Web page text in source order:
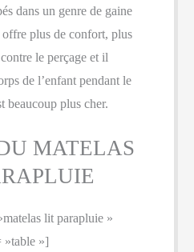
dans un genre de gaine
offre plus de confort, plus
le perçage et il
de l’enfant pendant le
beaucoup plus cher.
MATELAS
lit parapluie »
»table »]